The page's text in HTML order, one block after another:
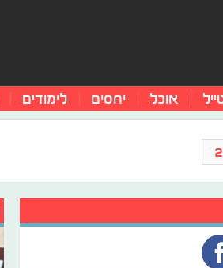
אוכל יחסים לימודים